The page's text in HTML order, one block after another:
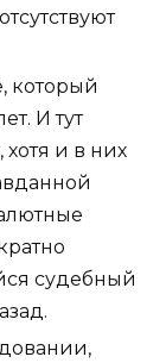
который
И тут
и в них
судебный